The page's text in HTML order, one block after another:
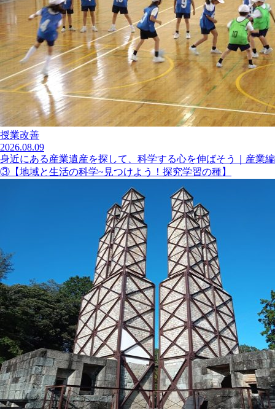
授業改善
2026.08.09
身近にある産業遺産を探して、科学する心を伸ばそう｜産業編
③【地域と生活の科学~見つけよう！探究学習の種】